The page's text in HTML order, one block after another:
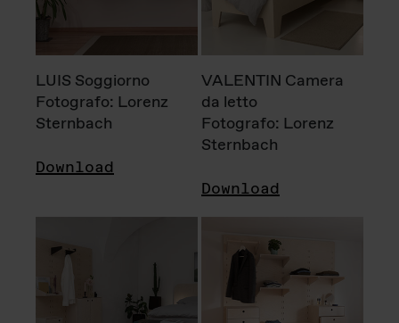
LUIS Soggiorno
Fotografo: Lorenz
Sternbach
Download
VALENTIN Camera
da letto
Fotografo: Lorenz
Sternbach
Download